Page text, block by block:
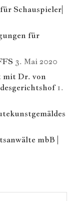
Schauspieler|
für
3. Mai 2020
mit Dr. von
1.
mbB |